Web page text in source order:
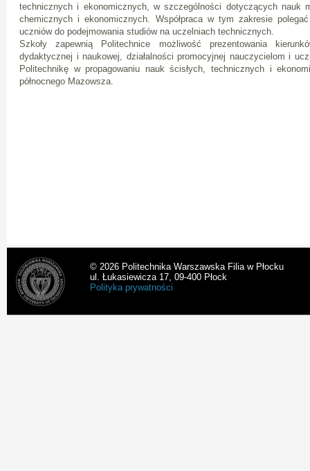
technicznych i ekonomicznych, w szczególności dotyczących nauk
chemicznych i ekonomicznych. Współpraca w tym zakresie
uczniów do podejmowania studiów na uczelniach technicznych.
Szkoły zapewnią Politechnice możliwość prezentowania
dydaktycznej i naukowej, działalności promocyjnej nauczycielom i
Politechnikę w propagowaniu nauk ścisłych, technicznych i
północnego Mazowsza.
© 2026 Politechnika Warszawska Filia w Płocku
ul. Łukasiewicza 17, 09-400 Płock
Polityka prywatności